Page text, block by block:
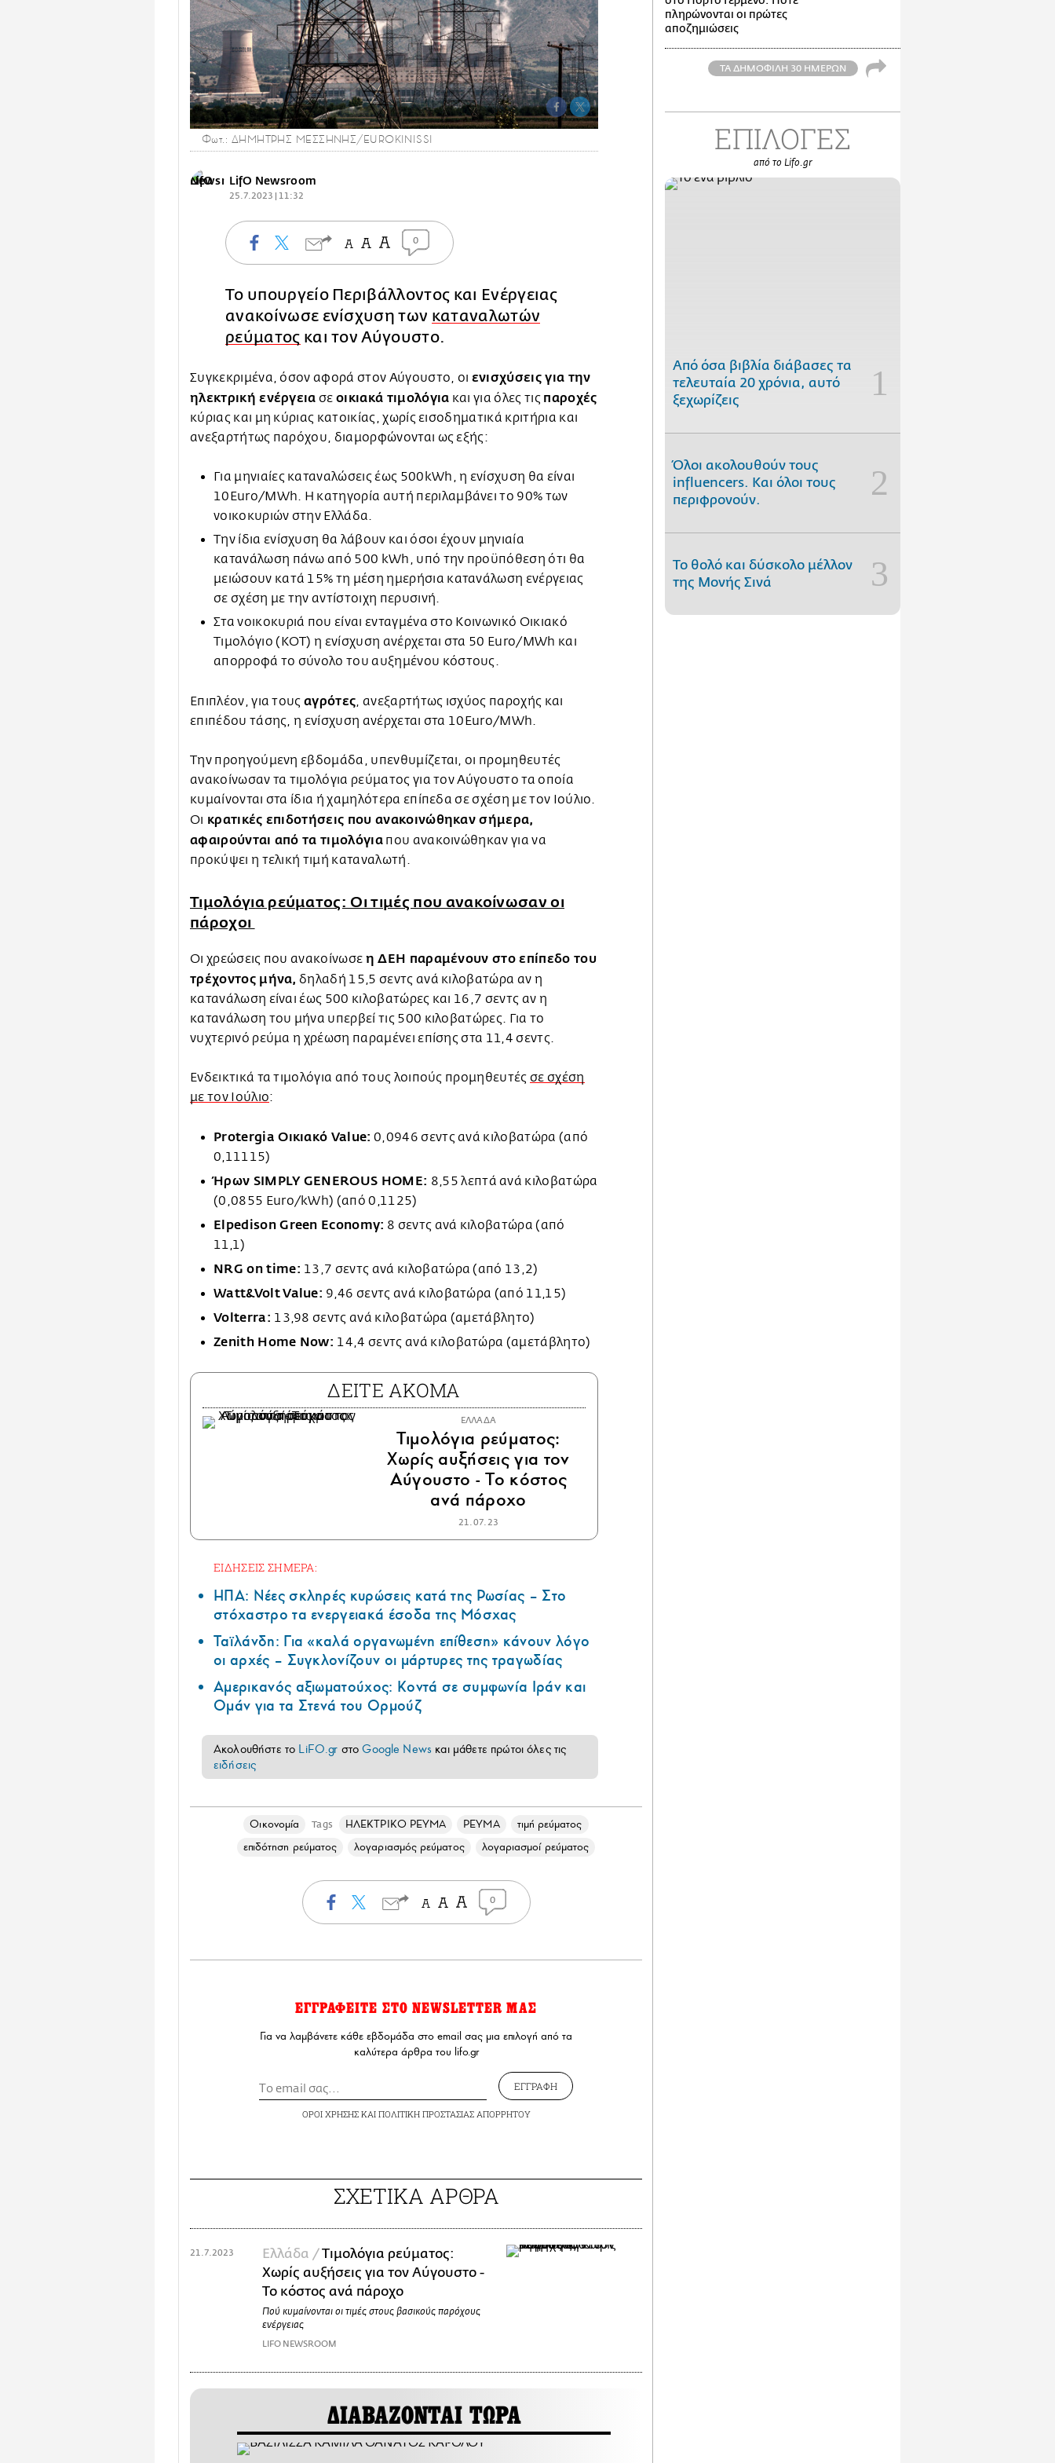
Φωτ.: ΔΗΜΗΤΡΗΣ ΜΕΣΣΗΝΗΣ/EUROKINISSI
LifO Newsroom
25.7.2023 | 11:32
0
Το υπουργείο Περιβάλλοντος και Ενέργειας
ανακοίνωσε ενίσχυση των καταναλωτών
ρεύματος και τον Αύγουστο.
Συγκεκριμένα, όσον αφορά στον Αύγουστο, οι ενισχύσεις για την
ηλεκτρική ενέργεια σεοικιακά τιμολόγια και για όλες τις παροχές
κύριας και μη κύριας κατοικίας, χωρίς εισοδηματικά κριτήρια και
ανεξαρτήτως παρόχου, διαμορφώνονται ως εξής:
Για μηνιαίες καταναλώσεις έως 500kWh, η ενίσχυση θα είναι
10Euro/MWh. Η κατηγορία αυτή περιλαμβάνει το 90% των
νοικοκυριών στην Ελλάδα.
Την ίδια ενίσχυση θα λάβουν και όσοι έχουν μηνιαία
κατανάλωση πάνω από 500 kWh, υπό την προϋπόθεση ότι θα
μειώσουν κατά 15% τη μέση ημερήσια κατανάλωση ενέργειας
σε σχέση με την αντίστοιχη περυσινή.
Στα νοικοκυριά που είναι ενταγμένα στο Κοινωνικό Οικιακό
Τιμολόγιο (ΚΟΤ) η ενίσχυση ανέρχεται στα 50 Euro/MWh και
απορροφά το σύνολο του αυξημένου κόστους.
Επιπλέον, για τουςαγρότες, ανεξαρτήτως ισχύος παροχής και
επιπέδου τάσης, η ενίσχυση ανέρχεται στα 10Euro/MWh.
Την προηγούμενη εβδομάδα, υπενθυμίζεται, οι προμηθευτές
ανακοίνωσαν τα τιμολόγια ρεύματος για τον Αύγουστο τα οποία
κυμαίνονται στα ίδια ή χαμηλότερα επίπεδα σε σχέση με τον Ιούλιο.
Οι κρατικές επιδοτήσεις που ανακοινώθηκαν σήμερα,
αφαιρούνται από τα τιμολόγιαπου ανακοινώθηκαν για να
προκύψει η τελική τιμή καταναλωτή.
Τιμολόγια ρεύματος: Οι τιμές που ανακοίνωσαν οι
πάροχοι
Οι χρεώσεις που ανακοίνωσε η ΔΕΗ παραμένουν στο επίπεδο του
τρέχοντος μήνα, δηλαδή 15,5 σεντς ανά κιλοβατώρα αν η
κατανάλωση είναι έως 500 κιλοβατώρες και 16,7 σεντς αν η
κατανάλωση του μήνα υπερβεί τις 500 κιλοβατώρες. Για το
νυχτερινό ρεύμα η χρέωση παραμένει επίσης στα 11,4 σεντς.
Ενδεικτικά τα τιμολόγια από τους λοιπούς προμηθευτές σε σχέση
με τον Ιούλιο:
Protergia Οικιακό Value: 0,0946 σεντς ανά κιλοβατώρα (από
0,11115)
Ήρων SIMPLY GENEROUS HOME: 8,55 λεπτά ανά κιλοβατώρα
(0,0855 Euro/kWh) (από 0,1125)
Elpedison Green Economy: 8 σεντς ανά κιλοβατώρα (από
11,1)
NRG on time: 13,7 σεντς ανά κιλοβατώρα (από 13,2)
Watt&Volt Value: 9,46 σεντς ανά κιλοβατώρα (από 11,15)
Volterra: 13,98 σεντς ανά κιλοβατώρα (αμετάβλητο)
Zenith Home Now: 14,4 σεντς ανά κιλοβατώρα (αμετάβλητο)
ΔΕΙΤΕ ΑΚΟΜΑ
ΕΛΛΑΔΑ
Τιμολόγια ρεύματος:
Χωρίς αυξήσεις για τον
Αύγουστο - Το κόστος
ανά πάροχο
21.07.23
ΕΙΔΗΣΕΙΣ ΣΗΜΕΡΑ:
ΗΠΑ: Nέες σκληρές κυρώσεις κατά της Ρωσίας – Στο
στόχαστρο τα ενεργειακά έσοδα της Μόσχας
Ταϊλάνδη: Για «καλά οργανωμένη επίθεση» κάνουν λόγο
οι αρχές – Συγκλονίζουν οι μάρτυρες της τραγωδίας
Αμερικανός αξιωματούχος: Κοντά σε συμφωνία Ιράν και
Ομάν για τα Στενά του Ορμούζ
Ακολουθήστε το LiFO.gr στοGoogle News και μάθετε πρώτοι όλες τις
ειδήσεις
Οικονομία Tags ΗΛΕΚΤΡΙΚΟ ΡΕΥΜΑ ΡΕΥΜΑ
τιμή ρεύματος
επιδότηση ρεύματος
λογαριασμός ρεύματος λογαριασμοί ρεύματος
0
ΕΓΓΡΑΦΕΙΤΕ ΣΤΟ NEWSLETTER ΜΑΣ
Για να λαμβάνετε κάθε εβδομάδα στο email σας μια επιλογή από τα
καλύτερα άρθρα του lifo.gr
ΕΓΓΡΑΦΗ
ΟΡΟΙ ΧΡΗΣΗΣΚΑΙ ΠΟΛΙΤΙΚΗ ΠΡΟΣΤΑΣΙΑΣ ΑΠΟΡΡΗΤΟΥ
ΣΧΕΤΙΚΑ ΑΡΘΡΑ
Ελλάδα /Τιμολόγια ρεύματος:
Χωρίς αυξήσεις για τον Αύγουστο -
Το κόστος ανά πάροχο
Πού κυμαίνονται οι τιμές στους βασικούς παρόχους
ενέργειας
LIFO NEWSROOM
21.7.2023
ΔΙΑΒΑΖΟΝΤΑΙ ΤΩΡΑ
πληρώνονται οι πρώτες
αποζημιώσεις
ΤΑ ΔΗΜΟΦΙΛΗ 30 ΗΜΕΡΩΝ
ΕΠΙΛΟΓΕΣ
από το Lifo.gr
Από όσα βιβλία διάβασες τα
τελευταία 20 χρόνια, αυτό
ξεχωρίζεις
Όλοι ακολουθούν τους
influencers. Και όλοι τους
περιφρονούν.
Το θολό και δύσκολο μέλλον
της Μονής Σινά